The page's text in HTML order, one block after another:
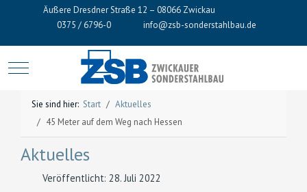
Äußere Dresdner Straße 12 – 08066 Zwickau
0375 / 6796-0
info@zsb-sonderstahlbau.de
Mobile Menu Toggle
Sie sind hier: Start
Aktuelles
45 Meter auf dem Weg nach Hessen
Aktuelles
Veröffentlicht: 28. Juli 2022